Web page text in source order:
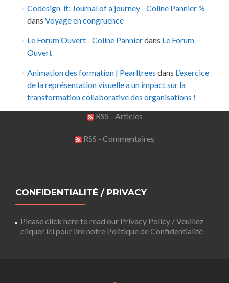
Codesign-it: Journal of a journey - Coline Pannier %
dans Voyage en congruence
Le Forum Ouvert - Coline Pannierdans Le Forum
Ouvert
Animation des formation | Pearltrees dans L’exercice
de la représentation visuelle a un impact sur la
transformation collaborative des organisations !
RSS - Articles
RSS - Commentaires
CONFIDENTIALITÉ / PRIVACY
Please click here to read our Privacy Policy / Veuillez
cliquer ici pour lire notre Politique de Confidentialité